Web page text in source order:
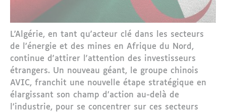
L'Algérie, en tant qu'acteur clé dans les secteurs
de l’énergie et des mines en Afrique du Nord,
continue d'attirer l'attention des investisseurs
étrangers. Un nouveau géant, le groupe chinois
AVIC, franchit une nouvelle étape stratégique en
élargissant son champ d’action au-delà de
l’industrie, pour se concentrer sur ces secteurs